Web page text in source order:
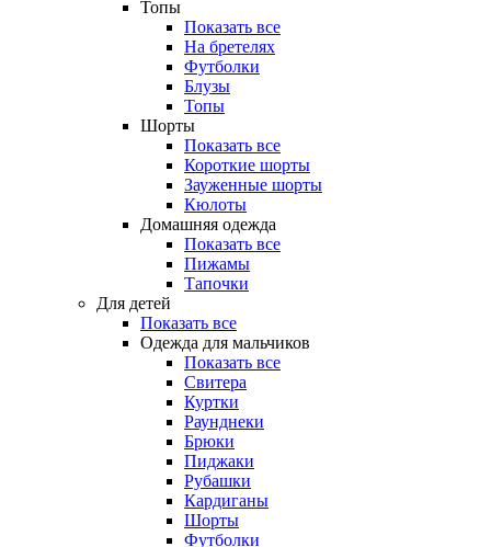
Топы
Показать все
На бретелях
Футболки
Блузы
Топы
Шорты
Показать все
Короткие шорты
Зауженные шорты
Кюлоты
Домашняя одежда
Показать все
Пижамы
Тапочки
Для детей
Показать все
Одежда для мальчиков
Показать все
Свитера
Куртки
Раунднеки
Брюки
Пиджаки
Рубашки
Кардиганы
Шорты
Футболки